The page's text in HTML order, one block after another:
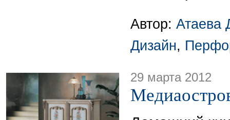
Автор: Атаева
Дизайн,
29 марта 2012